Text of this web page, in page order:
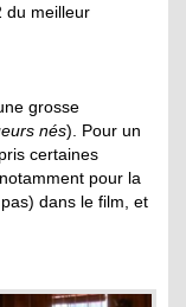
du meilleur
grosse
nés). Pour un
certaines
pour la
dans le film, et